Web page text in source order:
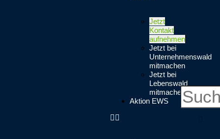
Jetzt
Kontakt
aufnehmen
Jetzt bei
Unternehmenswald
mitmachen
Jetzt bei
Lebenswald
mitmachen
Aktion EWS